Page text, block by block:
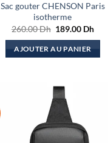
Sac gouter CHENSON Paris
isotherme
260.00Dh Le
initial
était :
189.00 DhLe
AJOUTER AU PANIER